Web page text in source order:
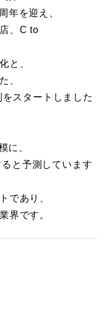
年を迎え、
、C to
と、
、
スタートしました
に、
と予測しています
であり、
界です。